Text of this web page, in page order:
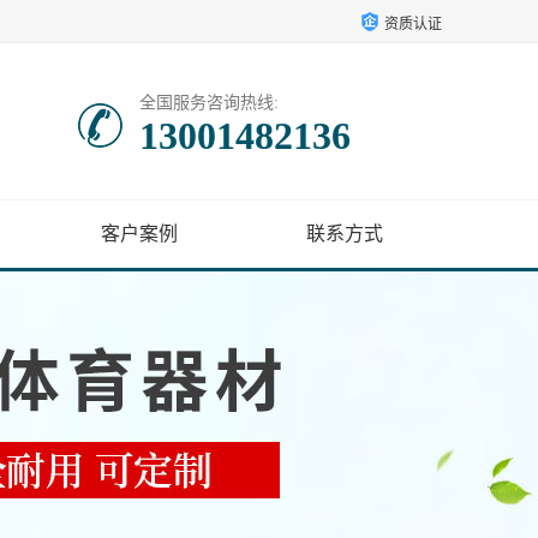
资质认证
全国服务咨询热线:
13001482136
客户案例 联系方式